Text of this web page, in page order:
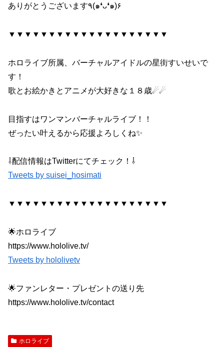
ありがとうございます٩(๑❛ᴗ❛๑)۶
▼▼▼▼▼▼▼▼▼▼▼▼▼▼▼▼▼▼▼▼
ホロライブ所属、バーチャルアイドルの星街すいせいで
す！
歌とお絵かきとアニメが大好きな１８歳☄☄
目指すはワンマンバーチャルライブ！！
ぜったい叶えるから応援よろしくね✨
⇩配信情報はTwitterにてチェック！⇩
Tweets by suisei_hosimati
▼▼▼▼▼▼▼▼▼▼▼▼▼▼▼▼▼▼▼▼
🌟ホロライブ
https://www.hololive.tv/
Tweets by hololivetv
🌟ファンレター・プレゼントの送り先
https://www.hololive.tv/contact
ホロライブ